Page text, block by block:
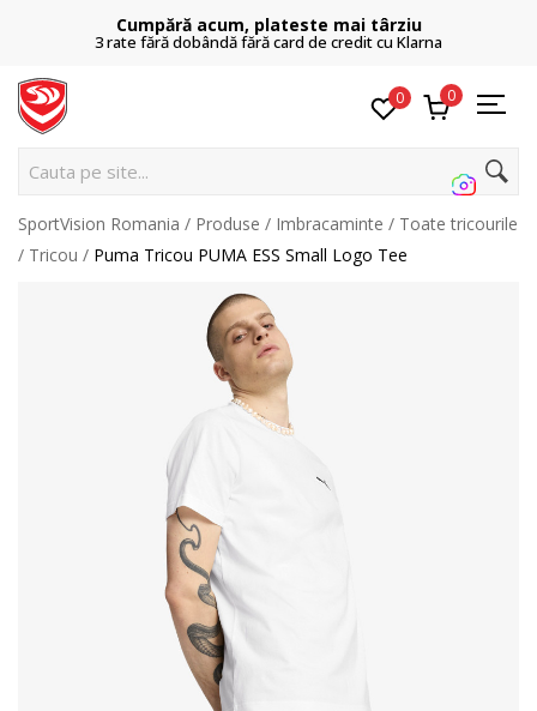
Cumpără acum, plateste mai târziu
3 rate fără dobândă fără card de credit cu Klarna
0 0
Cauta pe site...
SportVision Romania Produse Imbracaminte
Toate tricourile
Tricou
Puma Tricou PUMA ESS Small Logo Tee